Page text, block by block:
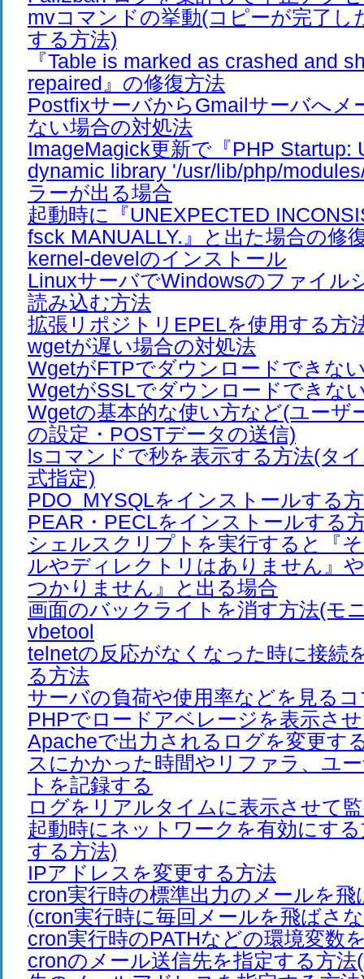
mvコマンドの挙動(コピーが完了し
する方法)
『Table is marked as crashed and
repaired』の修復方法
PostfixサーバからGmailサーバへメ
ない場合の対処法
ImageMagick更新で『PHP Startup:
dynamic library '/usr/lib/php/
ラーが出る場合
起動時に『UNEXPECTED
fsck MANUALLY.』と出た場合の修
kernel-develのインストール
LinuxサーバでWindowsのファイル
読み込む方法
拡張リポジトリEPELを使用する方
wgetが遅い場合の対処法
WgetがFTPでダウンロードできな
WgetがSSLでダウンロードできな
Wgetの基本的な使い方など(ユーザ
の設定・POSTデータの送信)
lsコマンドで秒を表示する方法(タ
式指定)
PDO_MYSQLをインストールする
PEAR・PECLをインストールする
シェルスクリプトを実行すると『
ルやディレクトリはありません』
つかりません』と出る場合
画面のバックライトを消す方法(モ
vbetool
telnetの反応がなくなった時に接続
る方法
サーバの負荷や使用率などを見る
PHPでロードアベレージを表示さ
Apacheで出力されるログを変更す
スにかかった時間やリファラ、ユ
トを記録する
ログをリアルタイムに表示させて
起動時にネットワークを有効にす
する方法)
IPアドレスを変更する方法
cron実行時の標準出力のメールを
(cron実行時に毎回メールを飛ばさ
cron実行時のPATHなどの環境変数
cronのメール送信先を指定する方